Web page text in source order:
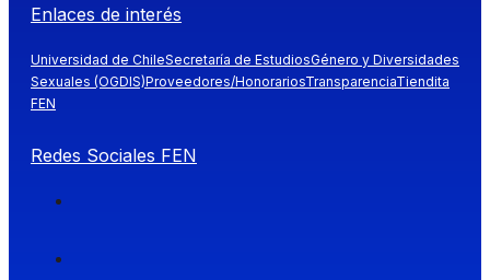
Enlaces de interés
Universidad de ChileSecretaría de EstudiosGénero y Diversidades
Sexuales (OGDIS)Proveedores/HonorariosTransparenciaTiendita
FEN
Redes Sociales FEN